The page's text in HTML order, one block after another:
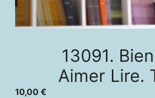
13091.
Aimer Lire.
10,00 €